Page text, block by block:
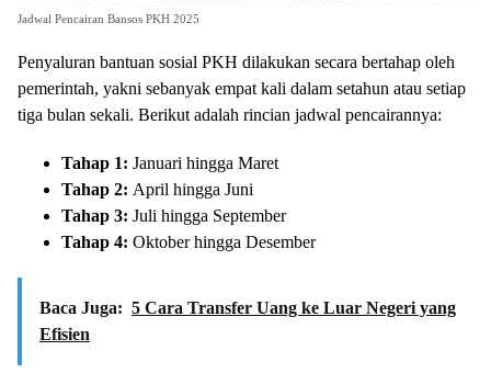
Jadwal Pencairan Bansos PKH 2025
Penyaluran bantuan sosial PKH dilakukan secara bertahap oleh
pemerintah, yakni sebanyak empat kali dalam setahun atau setiap
tiga bulan sekali. Berikut adalah rincian jadwal pencairannya:
Tahap 1: Januari hingga Maret
Tahap 2: April hingga Juni
Tahap 3: Juli hingga September
Tahap 4: Oktober hingga Desember
Baca Juga: 5 Cara Transfer Uang ke Luar Negeri yang
Efisien